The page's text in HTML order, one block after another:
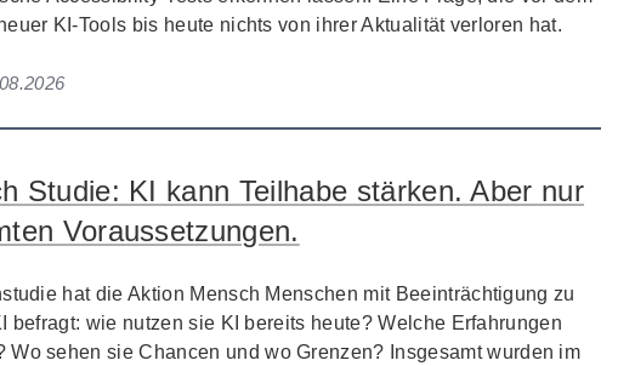
KI-Tools bis heute nichts von ihrer Aktualität verloren hat.
Studie: KI kann Teilhabe stärken. Aber nur
Voraussetzungen.
hat die Aktion Mensch Menschen mit Beeinträchtigung zu
befragt: wie nutzen sie KI bereits heute? Welche Erfahrungen
Wo sehen sie Chancen und wo Grenzen? Insgesamt wurden im